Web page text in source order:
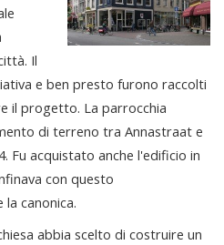
Il
e ben presto furono raccolti
il progetto. La parrocchia
di terreno tra Annastraat e
Fu acquistato anche l'edificio in
con questo
canonica.
abbia scelto di costruire un